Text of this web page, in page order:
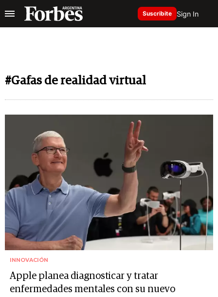
Suscribite Sign In
#Gafas de realidad virtual
INNOVACIÓN
Apple planea diagnosticar y tratar
enfermedades mentales con su nuevo